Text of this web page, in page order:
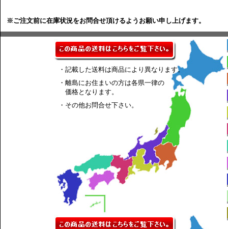
※ご注文前に在庫状況をお問合せ頂けるようお願い申し上げます。
・記載した送料は商品により異なります。
・離島にお住まいの方は各県一律の
価格となります。
・その他お問合せ下さい。